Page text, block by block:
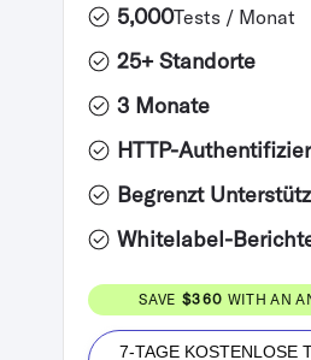
5,000Tests / Monat
25+ Standorte
3 Monate
HTTP-
Begrenzt
Whitelabel-
SAVE $360 WITH AN
7-TAGE KOSTENLOSE